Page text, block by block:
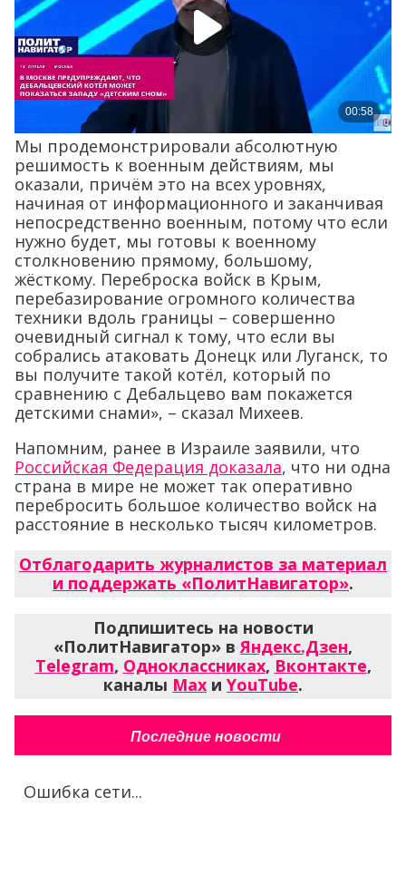
Мы продемонстрировали абсолютную
решимость к военным действиям, мы
оказали, причём это на всех уровнях,
начиная от информационного и заканчивая
непосредственно военным, потому что если
нужно будет, мы готовы к военному
столкновению прямому, большому,
жёсткому. Переброска войск в Крым,
перебазирование огромного количества
техники вдоль границы – совершенно
очевидный сигнал к тому, что если вы
собрались атаковать Донецк или Луганск, то
вы получите такой котёл, который по
сравнению с Дебальцево вам покажется
детскими снами», – сказал Михеев.
Напомним, ранее в Израиле заявили, что
Российская Федерация доказала, что ни одна
страна в мире не может так оперативно
перебросить большое количество войск на
расстояние в несколько тысяч километров.
Отблагодарить журналистов за материал
и поддержать «ПолитНавигатор».
Подпишитесь на новости
«ПолитНавигатор» вЯндекс.Дзен,
Telegram, Одноклассниках, Вконтакте,
каналы Max и YouTube.
Последние новости
Ошибка сети...